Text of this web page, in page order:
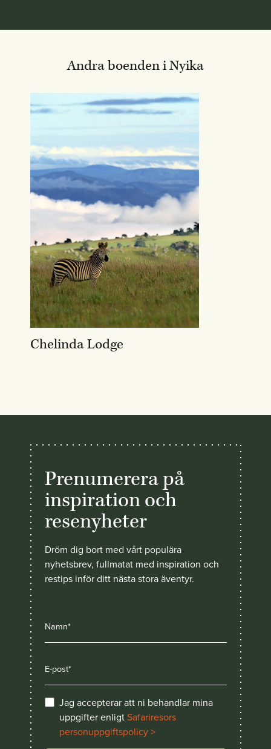
Andra boenden i Nyika
Chelinda Lodge
Prenumerera på
inspiration och
resenyheter
Dröm dig bort med vårt populära
nyhetsbrev, fullmatat med inspiration och
restips inför ditt nästa stora äventyr.
Jag accepterar att ni behandlar mina
uppgifter enligtSafariresors
personuppgiftspolicy >